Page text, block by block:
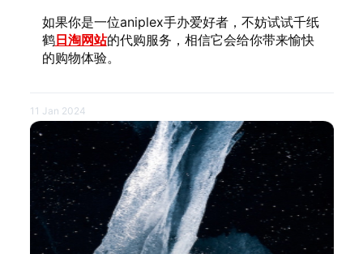
如果你是一位aniplex手办爱好者，不妨试试千纸
鹤日淘网站的代购服务，相信它会给你带来愉快
的购物体验。
11 Jan 2024